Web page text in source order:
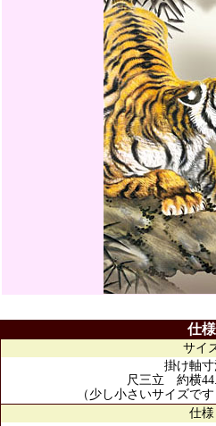
仕様
サイ
掛け軸寸
尺三立 約横
（少し小さいサイズで
仕様